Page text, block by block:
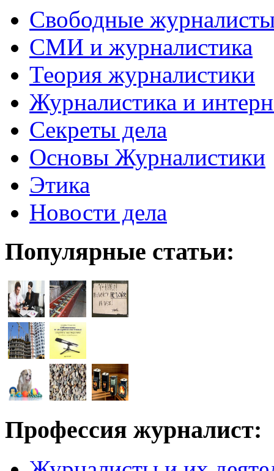
Свободные
СМИ и журналистика
Теория журналистики
Журналистика и
Секреты дела
Основы Журналистики
Этика
Новости дела
Популярные статьи:
Профессия журналист: